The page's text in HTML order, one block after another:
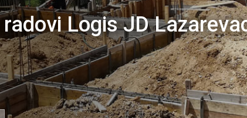
Logis JD